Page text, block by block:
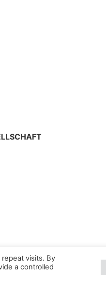
Kontaktvisits. By
a controlled